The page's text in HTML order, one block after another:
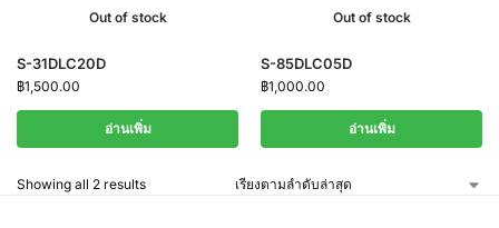
Out of stock
S-31DLC20D
฿1,500.00
อ่านเพิ่ม
Out of stock
S-85DLC05D
฿1,000.00
อ่านเพิ่ม
Showing all 2 results